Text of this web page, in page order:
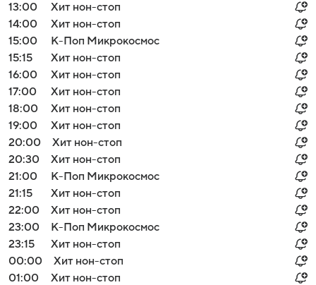
13:00
Хит нон-стоп
14:00
Хит нон-стоп
15:00
К-Поп Микрокосмос
15:15
Хит нон-стоп
16:00
Хит нон-стоп
17:00
Хит нон-стоп
18:00
Хит нон-стоп
19:00
Хит нон-стоп
20:00
Хит нон-стоп
20:30
Хит нон-стоп
21:00
К-Поп Микрокосмос
21:15
Хит нон-стоп
22:00
Хит нон-стоп
23:00
К-Поп Микрокосмос
23:15
Хит нон-стоп
00:00
Хит нон-стоп
01:00
Хит нон-стоп